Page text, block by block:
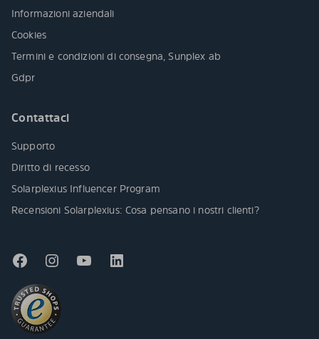
Informazioni aziendali
Cookies
Termini e condizioni di consegna, Sunplex ab
Gdpr
Contattaci
Supporto
Diritto di recesso
Solarplexius Influencer Program
Recensioni Solarplexius: Cosa pensano i nostri clienti?